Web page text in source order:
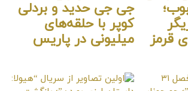
حدید و بردلی
با حلقه‌های
در پاریس